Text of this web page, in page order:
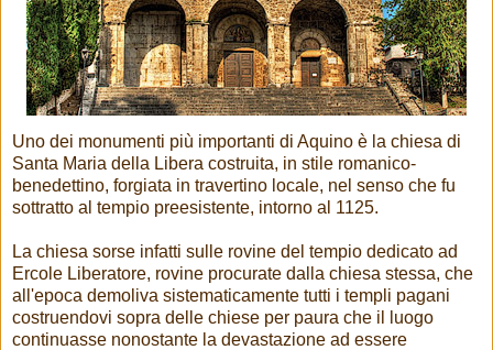
Uno dei monumenti più importanti di Aquino è la chiesa di
Santa Maria della Libera costruita, in stile romanico-
benedettino, forgiata in travertino locale, nel senso che fu
sottratto al tempio preesistente, intorno al 1125.
La chiesa sorse infatti sulle rovine del tempio dedicato ad
Ercole Liberatore, rovine procurate dalla chiesa stessa, che
all'epoca demoliva sistematicamente tutti i templi pagani
costruendovi sopra delle chiese per paura che il luogo
continuasse nonostante la devastazione ad essere